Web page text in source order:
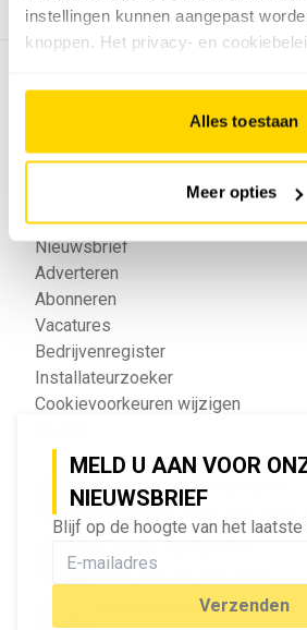
instellingen kunnen aangepast
knoppen. Het privacy- en
Alles toestaan
Meer opties
MELD U AAN VOOR
NIEUWSBRIEF
Blijf op de hoogte van het laatste
Verzenden
Snel naar
Disclaimer
Nieuwsbrief
Adverteren
Abonneren
Vacatures
Bedrijvenregister
Installateurzoeker
Cookievoorkeuren wijzigen
Geef ons feedback
Vertel ons wat je van onze
Geef tips aan ons door.
Adverteren